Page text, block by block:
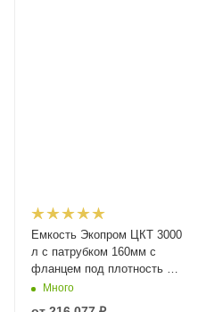
Емкость Экопром ЦКТ 3000
л с патрубком 160мм с
фланцем под плотность до
1,2 г/см³ белая в обрешетке
Много